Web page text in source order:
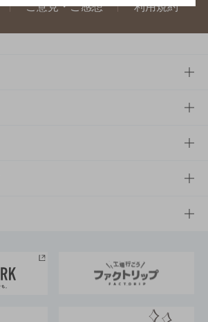
ご意見・ご感想 利用規約
ーズ大阪
TOP
えるサステナビリティ経営